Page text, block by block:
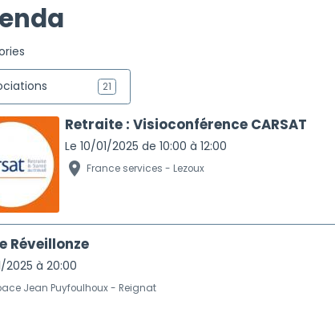
21
Retraite : Visioconférence CARSAT
Le 10/01/2025 de 10:00 à 12:00
France services - Lezoux
Réveillonze
2025 à 20:00
Jean Puyfoulhoux - Reignat